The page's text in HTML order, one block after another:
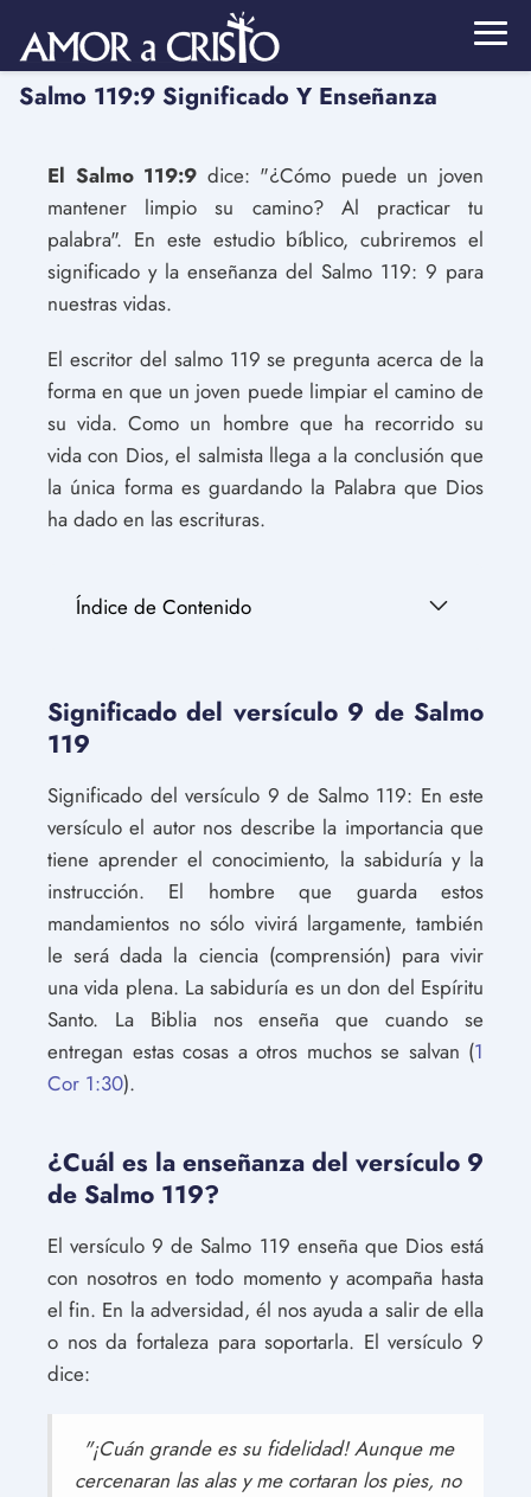
Salmo 119:9 Significado Y Enseñanza
El Salmo 119:9 dice: "¿Cómo puede un joven
mantener limpio su camino? Al practicar tu
palabra". En este estudio bíblico, cubriremos el
significado y la enseñanza del Salmo 119: 9 para
nuestras vidas.
El escritor del salmo 119 se pregunta acerca de la
forma en que un joven puede limpiar el camino de
su vida. Como un hombre que ha recorrido su
vida con Dios, el salmista llega a la conclusión que
la única forma es guardando la Palabra que Dios
ha dado en las escrituras.
Índice de Contenido
Significado del versículo 9 de Salmo
119
Significado del versículo 9 de Salmo 119: En este
versículo el autor nos describe la importancia que
tiene aprender el conocimiento, la sabiduría y la
instrucción. El hombre que guarda estos
mandamientos no sólo vivirá largamente, también
le será dada la ciencia (comprensión) para vivir
una vida plena. La sabiduría es un don del Espíritu
Santo. La Biblia nos enseña que cuando se
entregan estas cosas a otros muchos se salvan (1
Cor 1:30).
¿Cuál es la enseñanza del versículo 9
de Salmo 119?
El versículo 9 de Salmo 119 enseña que Dios está
con nosotros en todo momento y acompaña hasta
el fin. En la adversidad, él nos ayuda a salir de ella
o nos da fortaleza para soportarla. El versículo 9
dice:
"¡Cuán grande es su fidelidad! Aunque me
cercenaran las alas y me cortaran los pies, no